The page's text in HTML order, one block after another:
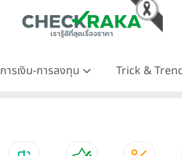
การเงิน-การลงทุน Trick &